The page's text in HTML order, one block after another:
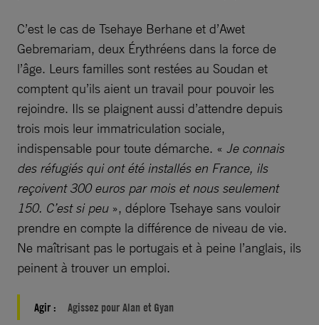
C’est le cas de Tsehaye Berhane et d’Awet
Gebremariam, deux Érythréens dans la force de
l’âge. Leurs familles sont restées au Soudan et
comptent qu’ils aient un travail pour pouvoir les
rejoindre. Ils se plaignent aussi d’attendre depuis
trois mois leur immatriculation sociale,
indispensable pour toute démarche. « Je connais
des réfugiés qui ont été installés en France, ils
reçoivent 300 euros par mois et nous seulement
150. C’est si peu», déplore Tsehaye sans vouloir
prendre en compte la différence de niveau de vie.
Ne maîtrisant pas le portugais et à peine l’anglais, ils
peinent à trouver un emploi.
Agir : Agissez pour Alan et Gyan